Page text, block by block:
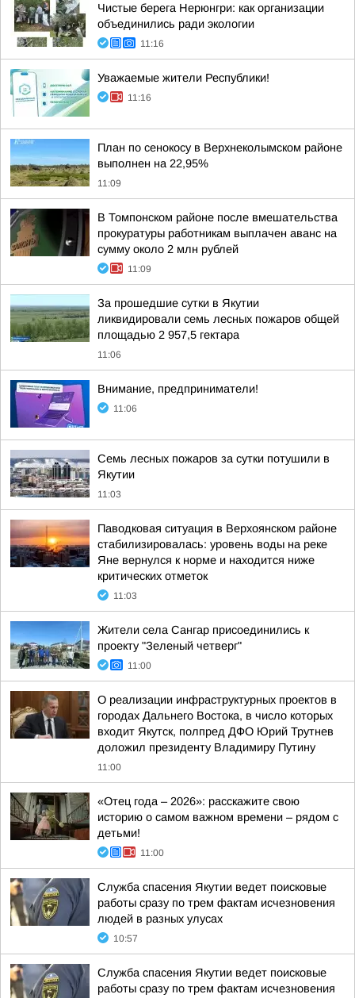
Чистые берега Нерюнгри: как организации
объединились ради экологии
11:16
Уважаемые жители Республики!
11:16
План по сенокосу в Верхнеколымском районе
выполнен на 22,95%
11:09
В Томпонском районе после вмешательства
прокуратуры работникам выплачен аванс на
сумму около 2 млн рублей
11:09
За прошедшие сутки в Якутии
ликвидировали семь лесных пожаров общей
площадью 2 957,5 гектара
11:06
Внимание, предприниматели!
11:06
Семь лесных пожаров за сутки потушили в
Якутии
11:03
Паводковая ситуация в Верхоянском районе
стабилизировалась: уровень воды на реке
Яне вернулся к норме и находится ниже
критических отметок
11:03
Жители села Сангар присоединились к
проекту "Зеленый четверг"
11:00
О реализации инфраструктурных проектов в
городах Дальнего Востока, в число которых
входит Якутск, полпред ДФО Юрий Трутнев
доложил президенту Владимиру Путину
11:00
«Отец года – 2026»: расскажите свою
историю о самом важном времени – рядом с
детьми!
11:00
Служба спасения Якутии ведет поисковые
работы сразу по трем фактам исчезновения
людей в разных улусах
10:57
Служба спасения Якутии ведет поисковые
работы сразу по трем фактам исчезновения